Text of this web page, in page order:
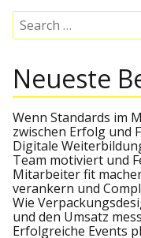
r
a
g
s
n
a
o
s
t
t
S
c
h
f
o
r
:
Neueste
Wenn Standards im
zwischen Erfolg und
Digitale
Team motiviert und
Mitarbeiter fit
verankern und
Wie
und den Umsatz
Erfolgreiche Events